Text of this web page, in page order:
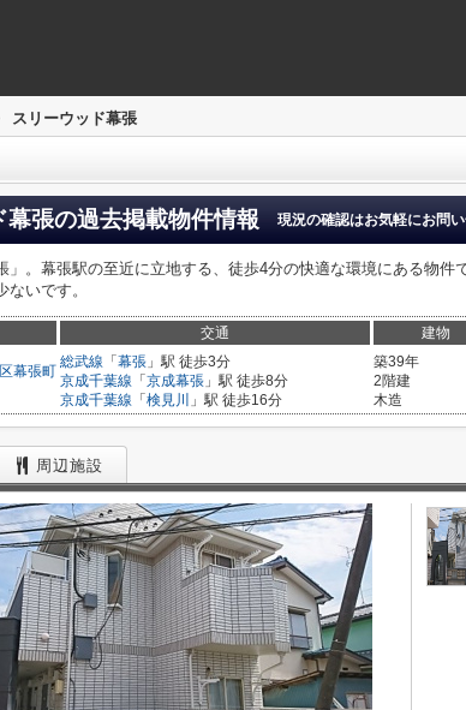
スリーウッド幕張
幕張の過去掲載物件情報 現況の確認はお気軽にお問い
」。幕張駅の至近に立地する、徒歩4分の快適な環境にある物件
いです。
交通 建物
幕張町
総武線 「 幕張 」駅 徒歩3分
京成千葉線 「 京成幕張 」駅 徒歩8分
京成千葉線 「 検見川 」駅 徒歩16分
築39年
2階建
木造
周辺施設